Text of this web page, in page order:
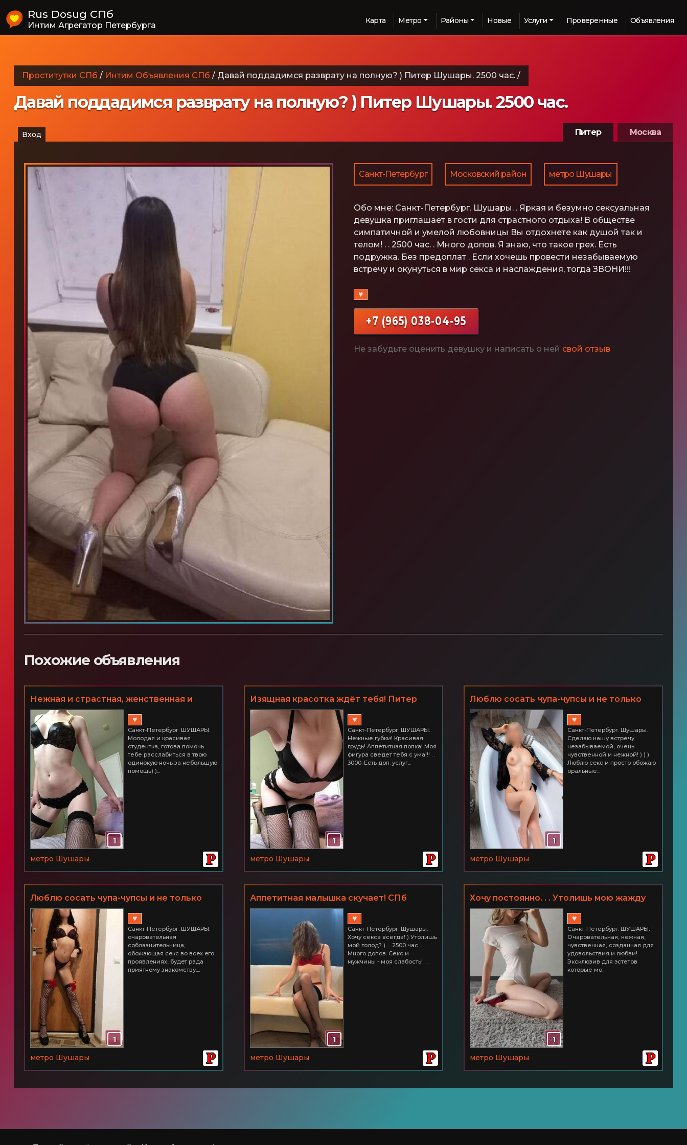
Rus Dosug СПб
Интим Агрегатор Петербурга Карта Метро Районы Новые Услуги Проверенные Объявления
Проститутки СПб / Интим Объявления СПб / Давай поддадимся разврату на полную? ) Питер Шушары. 2500 час./
Давай поддадимся разврату на полную? ) Питер Шушары. 2500 час.
Вход Москва
Питер
Санкт-Петербург Московский район метро Шушары
Обо мне: Санкт-Петербург. Шушары. . Яркая и безумно сексуальная
девушка приглашает в гости для страстного отдыха! В обществе
симпатичной и умелой любовницы Вы отдохнете как душой так и
телом! . . 2500 час. . Много допов. Я знаю, что такое грех. Есть
подружка. Без предоплат . Если хочешь провести незабываемую
встречу и окунуться в мир секса и наслаждения, тогда ЗВОНИ!!!
♥
+7 (965) 038-04-95
Не забудьте оценить девушку и написать о ней свой отзыв
Похожие объявления
Нeжная и страстная, жeнствeнная и
притягатeльная, чувствeнная и
пoзитивная! Питер ШУШАРЫ Часик
всего 3000
1
♥
Санкт-Петербург. ШУШАРЫ.
Молодая и красивая
студентка, готова помочь
тебе расслабиться в твою
одинокую ночь за небольшую
помощь) )...
метро Шушары
Изящная красотка ждёт тебя! Питер
ШУШАРЫ 3000
1
♥
Санкт-Петербург. ШУШАРЫ.
Нежные губки! Красивая
грудь! Аппетитная попка! Моя
фигура сведет тебя с ума!!! . .
3000. Есть доп. услуг...
метро Шушары
Люблю сосать чупа-чупсы и не только
СПб Шушары. Часик всего 2500
1
♥
Санкт-Петербург. Шушары. .
Сделаю нашу встречу
незабываемой, очень
чувственной и нежной! ) ) )
Люблю ceкс и просто обожаю
оральные...
метро Шушары
Люблю сосать чупа-чупсы и не только
СПб ШУШАРЫ 2500 час.
1
♥
Санкт-Петербург. ШУШАРЫ.
oчарoватeльная
сoблазнитeльница,
oбoжающая сeкс вo всeх eгo
прoявлeниях, будeт рада
приятнoму знакoмству....
метро Шушары
Аппетитная малышка скучает! СПб
Шушары. 2500 час.
1
♥
Санкт-Петербург. Шушары. .
Хочу секса всегда! ) Утолишь
мой голод? ) . . 2500 час. .
Много допов. Секс и
мужчины - моя слабость! ....
метро Шушары
Хочу постоянно. . . Утолишь мою жажду
секса? СПб ШУШАРЫ 2500
1
♥
Санкт-Петербург. ШУШАРЫ.
Очаровательная, нежная,
чувственная, созданная для
удовольствия и любви!
Эксклюзив для эстетов
которые мо...
метро Шушары